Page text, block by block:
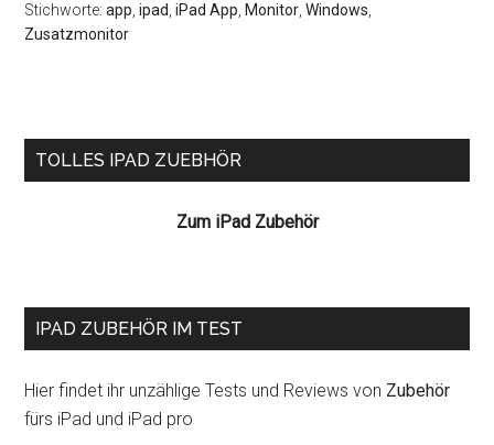
Stichworte:app ,ipad ,iPad App Monitor ,Windows
Zusatzmonitor
Seitenspalte
TOLLES IPAD ZUEBHÖR
Zum iPad Zubehör
IPAD ZUBEHÖR IM TEST
Hier findet ihr unzählige Tests und Reviews von Zubehör
fürs iPad und iPad pro